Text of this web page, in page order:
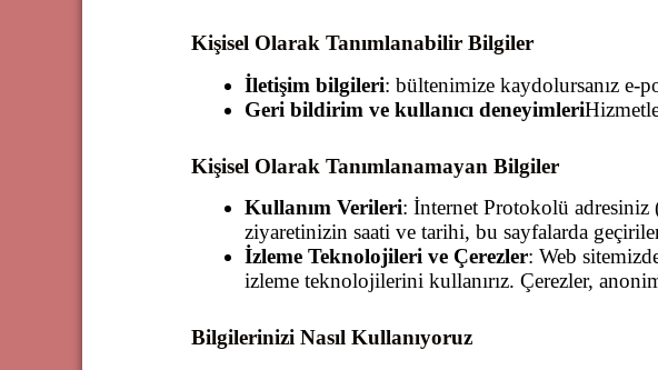
Kişisel Olarak Tanımlanabilir Bilgiler
İletişim bilgileri: bültenimize kaydolursanız e-
Geri bildirim ve kullanıcı deneyimleri
Kişisel Olarak Tanımlanamayan Bilgiler
Kullanım Verileri: İnternet Protokolü adresiniz
ziyaretinizin saati ve tarihi, bu sayfalarda
İzleme Teknolojileri ve Çerezler: Web
izleme teknolojilerini kullanırız. Çerezler,
Bilgilerinizi Nasıl Kullanıyoruz